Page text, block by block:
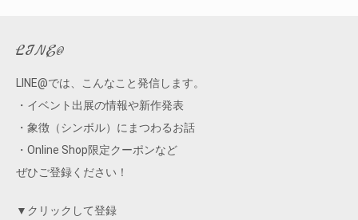
LINE@
LINE@では、こんなこと発信します。
・イベント出展の情報や新作発表
・象徴（シンボル）にまつわるお話
・Online Shop限定クーポンなど
ぜひご登録ください！
▼クリックして登録